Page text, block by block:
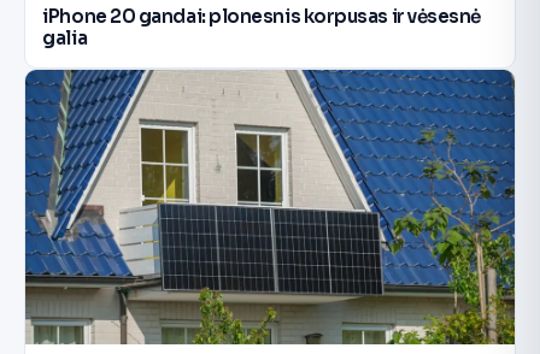
iPhone 20 gandai: plonesnis korpusas ir vėsesnė
galia